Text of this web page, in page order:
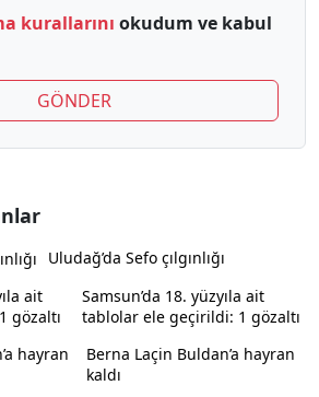
kurallarını okudum ve kabul
GÖNDER
Uludağ’da Sefo çılgınlığı
Samsun’da 18. yüzyıla ait
tablolar ele geçirildi: 1 gözaltı
Berna Laçin Buldan’a hayran
kaldı